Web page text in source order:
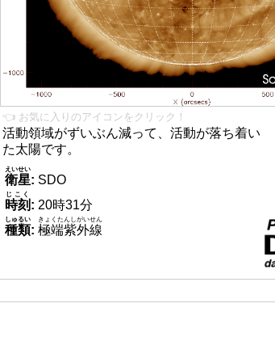
👈 お気に入りのアイコンをクリック！
活動領域がずいぶん減って、活動が落ち着い
た太陽です。
衛星
えいせい
: SDO
時刻
じこく
: 20時31分
種類
しゅるい
: 極端紫外線
きょくたんしがいせん